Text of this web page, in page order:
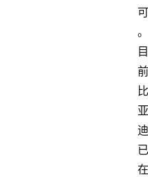
可
。
目
前
比
亚
迪
已
在